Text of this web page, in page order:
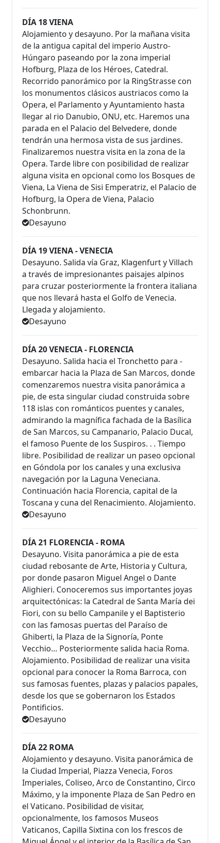
DÍA 18 VIENA
Alojamiento y desayuno. Por la mañana visita
de la antigua capital del imperio Austro-
Húngaro paseando por la zona imperial
Hofburg, Plaza de los Héroes, Catedral.
Recorrido panorámico por la RingStrasse con
los monumentos clásicos austriacos como la
Opera, el Parlamento y Ayuntamiento hasta
llegar al rio Danubio, ONU, etc. Haremos una
parada en el Palacio del Belvedere, donde
tendrán una hermosa vista de sus jardines.
Finalizaremos nuestra visita en la zona de la
Opera. Tarde libre con posibilidad de realizar
alguna visita en opcional como los Bosques de
Viena, La Viena de Sisi Emperatriz, el Palacio de
Hofburg, la Opera de Viena, Palacio
Schonbrunn.
Desayuno
DÍA 19 VIENA - VENECIA
Desayuno. Salida vía Graz, Klagenfurt y Villach
a través de impresionantes paisajes alpinos
para cruzar posteriormente la frontera italiana
que nos llevará hasta el Golfo de Venecia.
Llegada y alojamiento.
Desayuno
DÍA 20 VENECIA - FLORENCIA
Desayuno. Salida hacia el Tronchetto para ­
embarcar hacia la Plaza de San Marcos, donde
comenzaremos nuestra visita panorámica a
pie, de esta singular ciudad construida sobre
118 islas con románticos puentes y canales,
admirando la magnífica fachada de la Basílica
de San Marcos, su Campanario, Palacio Ducal,
el famoso Puente de los Suspiros. . . Tiempo
libre. Posibilidad de realizar un paseo opcional
en Góndola por los canales y una exclusiva
navegación por la Laguna Veneciana.
Continuación hacia Florencia, capital de la
Toscana y cuna del Renacimiento. Alojamiento.
Desayuno
DÍA 21 FLORENCIA - ROMA
Desayuno. Visita panorámica a pie de esta
ciudad rebosante de Arte, Historia y Cultura,
por donde pasaron Miguel Angel o Dante
Alighieri. Conoceremos sus importantes joyas
arquitectónicas: la Catedral de Santa María dei
Fiori, con su bello Campanile y el Baptisterio
con las famosas puertas del Paraíso de
Ghiberti, la Plaza de la Signoría, Ponte
Vecchio… Posteriormente salida hacia Roma.
Alojamiento. Posibilidad de realizar una visita
opcional para conocer la Roma Barroca, con
sus famosas fuentes, plazas y palacios papales,
desde los que se gobernaron los Estados
Pontificios.
Desayuno
DÍA 22 ROMA
Alojamiento y desayuno. Visita panorámica de
la Ciudad Imperial, Piazza Venecia, Foros
Imperiales, Coliseo, Arco de Constantino, Circo
Máximo, y la imponente Plaza de San Pedro en
el Vaticano. Posibilidad de visitar,
opcionalmente, los famosos Museos
Vaticanos, Capilla Sixtina con los frescos de